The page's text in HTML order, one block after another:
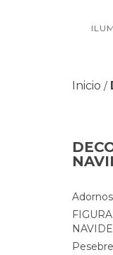
Inicio /